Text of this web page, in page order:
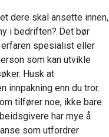
dere skal ansette innen,
i bedriften? Det bør
spesialist eller
som kan utvikle
Husk at
innpakning enn du tror.
tilfører noe, ikke bare
har mye å
som utfordrer